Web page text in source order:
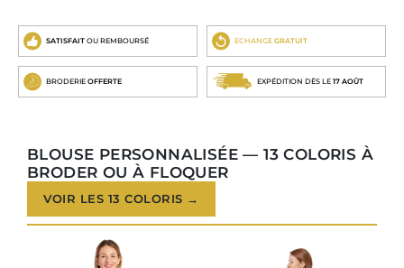
SATISFAIT OU REMBOURSÉ ECHANGE GRATUIT
BRODERIE OFFERTE EXPÉDITION DÈS LE 17 AOÛT
BLOUSE PERSONNALISÉE — 13 COLORIS À
BRODER OU À FLOQUER
VOIR LES 13 COLORIS →